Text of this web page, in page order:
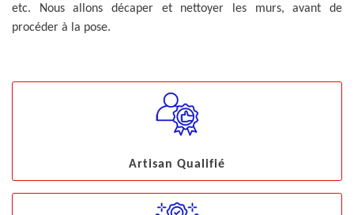
etc. Nous allons décaper et nettoyer les murs, avant de
procéder à la pose.
Artisan Qualifié